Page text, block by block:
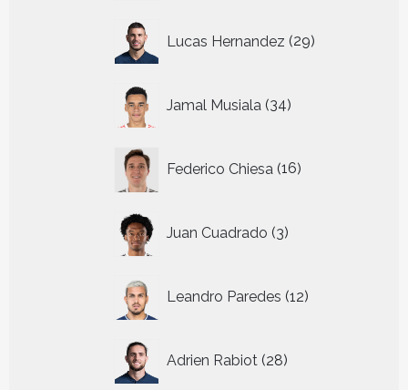
Lucas Hernandez 29
producten
Jamal Musiala 34
producten
Federico Chiesa 16
producten
Juan Cuadrado 3
producten
Leandro Paredes 12
producten
Adrien Rabiot 28
producten